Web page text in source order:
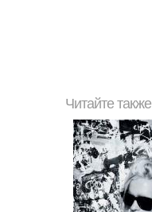
Читайте также